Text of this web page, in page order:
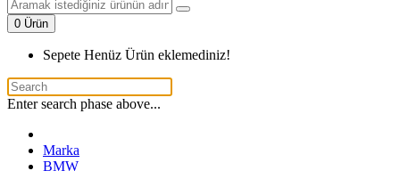
0 Ürün
Sepete Henüz Ürün eklemediniz!
Enter search phase above...
Marka
BMW